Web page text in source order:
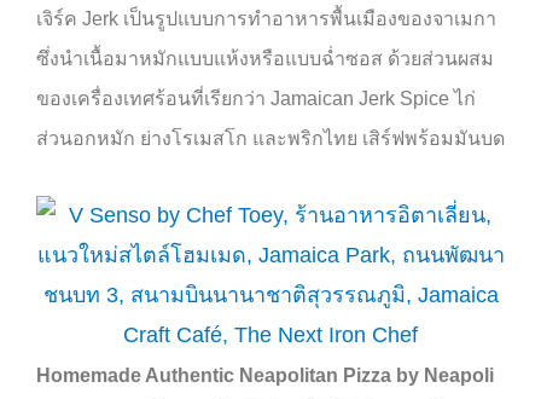
เจิร์ค Jerk เป็นรูปแบบการทำอาหารพื้นเมืองของจาเมกา
ซึ่งนำเนื้อมาหมักแบบแห้งหรือแบบฉ่ำซอส ด้วยส่วนผสม
ของเครื่องเทศร้อนที่เรียกว่า Jamaican Jerk Spiceไก่
ส่วนอกหมัก ย่างโรเมสโก และพริกไทย เสิร์ฟพร้อมมันบด
Homemade Authentic Neapolitan Pizza by Neapoli